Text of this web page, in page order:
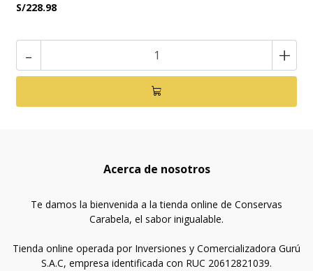
S/228.98
- +
Acerca de nosotros
Te damos la bienvenida a la tienda online de Conservas
Carabela, el sabor inigualable.
Tienda online operada por Inversiones y Comercializadora Gurú
S.A.C, empresa identificada con RUC 20612821039.